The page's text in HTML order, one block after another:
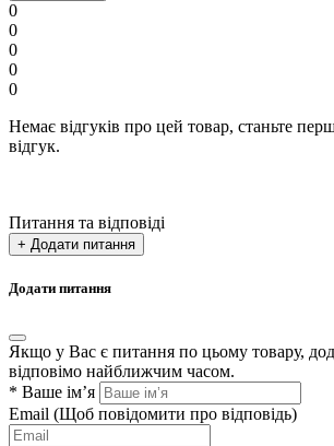
0
0
0
0
0
Немає відгуків про цей товар, станьте
відгук.
Питання та відповіді
+ Додати питання
Додати питання
Якщо у Вас є питання по цьому товару,
відповімо найближчим часом.
* Ваше ім’я
Email (Щоб повідомити про відповідь)